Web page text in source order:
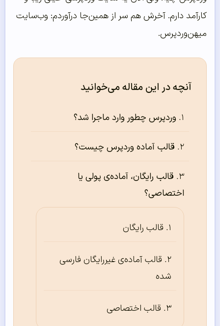
کارآمد دارم. آخرش هم سر از همین‌جا درآوردم: وب‌سایت
میهن‌وردپرس.
آنچه در این مقاله می‌خوانید
وردپرس چطور وارد ماجرا شد؟
قالب آماده وردپرس چیست؟
قالب رایگان، آماده‌ی پولی یا
اختصاصی؟
قالب رایگان
قالب آماده‌ی غیررایگان فارسی
شده
قالب اختصاصی